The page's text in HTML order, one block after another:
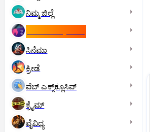
ನಿಮ್ಮ ಜಿಲ್ಲೆ
ಸಿನೆಮಾ
ಕ್ರೀಡೆ
ವೆಬ್ ಎಕ್ಸ್‌ಕ್ಲೂಸಿವ್
ಕ್ರೈಮ್
ವೈವಿಧ್ಯ